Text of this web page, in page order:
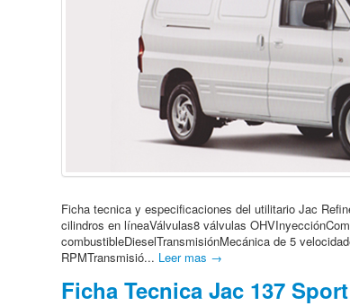
Ficha tecnica y especificaciones del utilitario Jac
cilindros en líneaVálvulas8 válvulas
combustibleDieselTransmisiónMecánica de 5
RPMTransmisió... Leer mas →
Ficha Tecnica Jac 137 Sport